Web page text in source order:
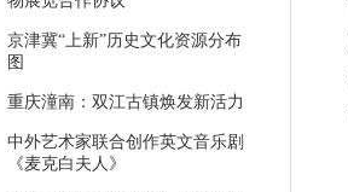
京津冀“上新”历史文化资源分布
图
重庆潼南：双江古镇焕发新活力
中外艺术家联合创作英文音乐剧
《麦克白夫人》